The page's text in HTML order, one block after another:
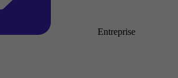
Entreprise